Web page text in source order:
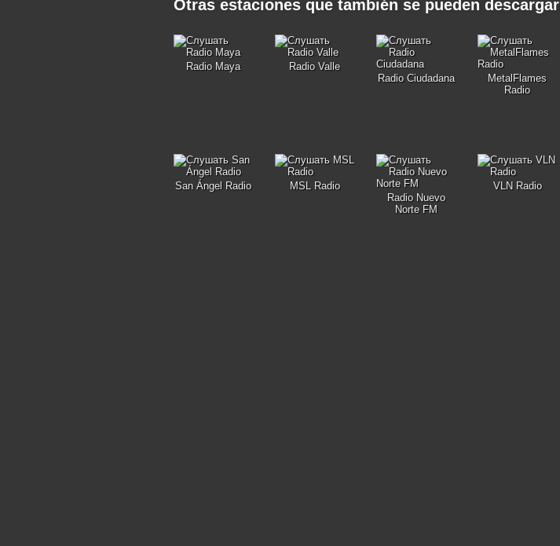
Otras estaciones que también se pueden descargar
Radio Maya
Radio Valle
Radio Ciudadana
MetalFlames
Radio
San Ángel Radio
MSL Radio
Radio Nuevo
Norte FM
VLN Radio